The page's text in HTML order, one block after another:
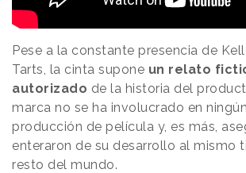
Pese a la constante presencia de
Tarts, la cinta supone un relato
autorizado de la historia del
marca no se ha involucrado en
producción de película y, es más,
enteraron de su desarrollo al mismo
resto del mundo.